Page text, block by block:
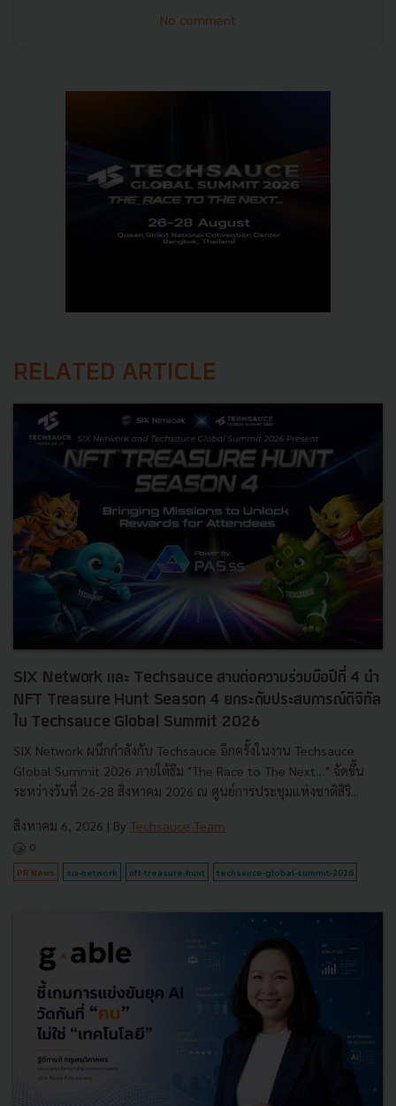
No comment
RELATED ARTICLE
SIX Network และ Techsauce สานต่อความร่วมมือปีที่ 4 นำ
NFT Treasure Hunt Season 4 ยกระดับประสบการณ์ดิจิทัล
ใน Techsauce Global Summit 2026
SIX Network ผนึกกำลังกับ Techsauce อีกครั้งในงาน Techsauce
Global Summit 2026 ภายใต้ธีม "The Race to The Next…" จัดขึ้น
ระหว่างวันที่ 26-28 สิงหาคม 2026 ณ ศูนย์การประชุมแห่งชาติสิริ...
สิงหาคม 6, 2026 | By Techsauce Team
0
PR News six-network nft-treasure-hunt techsauce-global-summit-2026